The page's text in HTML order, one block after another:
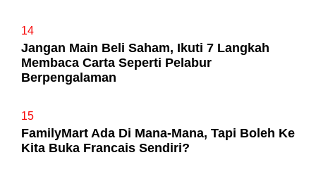
14
Jangan Main Beli Saham, Ikuti 7 Langkah
Membaca Carta Seperti Pelabur
Berpengalaman
15
FamilyMart Ada Di Mana-Mana, Tapi Boleh Ke
Kita Buka Francais Sendiri?